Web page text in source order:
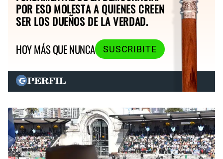
POR ESO MOLESTA A QUIENES CREEN
SER LOS DUEÑOS DE LA VERDAD.
HOY MÁS QUE NUNCA
SUSCRIBITE